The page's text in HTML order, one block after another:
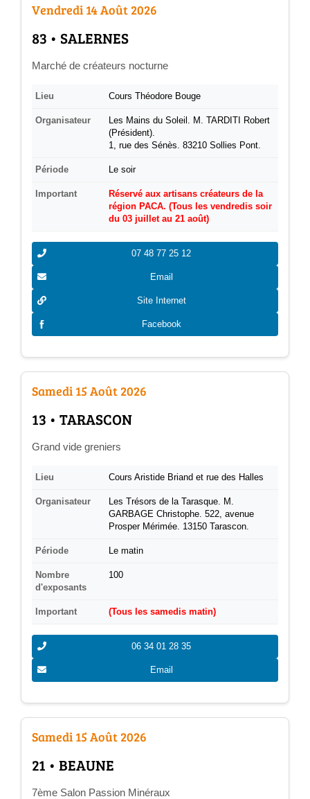
Vendredi 14 Août 2026
­83 • SALERNES
Marché de créateurs nocturne
Lieu Cours Théodore Bouge
Organisateur
Les Mains du Soleil. M. TARDITI Robert
(Président).
1, rue des Sénès. 83210 Sollies Pont.
Période Le soir
Important
Réservé aux artisans créateurs de la
région PACA. (Tous les vendredis soir
du 03 juillet au 21 août)
07 48 77 25 12
Email
Site Internet
Facebook
Samedi 15 Août 2026
­13 • TARASCON
Grand vide greniers
Lieu Cours Aristide Briand et rue des Halles
Organisateur
Les Trésors de la Tarasque. M.
GARBAGE Christophe. 522, avenue
Prosper Mérimée. 13150 Tarascon.
Période Le matin
Nombre
d'exposants
100
Important (Tous les samedis matin)
06 34 01 28 35
Email
Samedi 15 Août 2026
­21 • BEAUNE
7ème Salon Passion Minéraux